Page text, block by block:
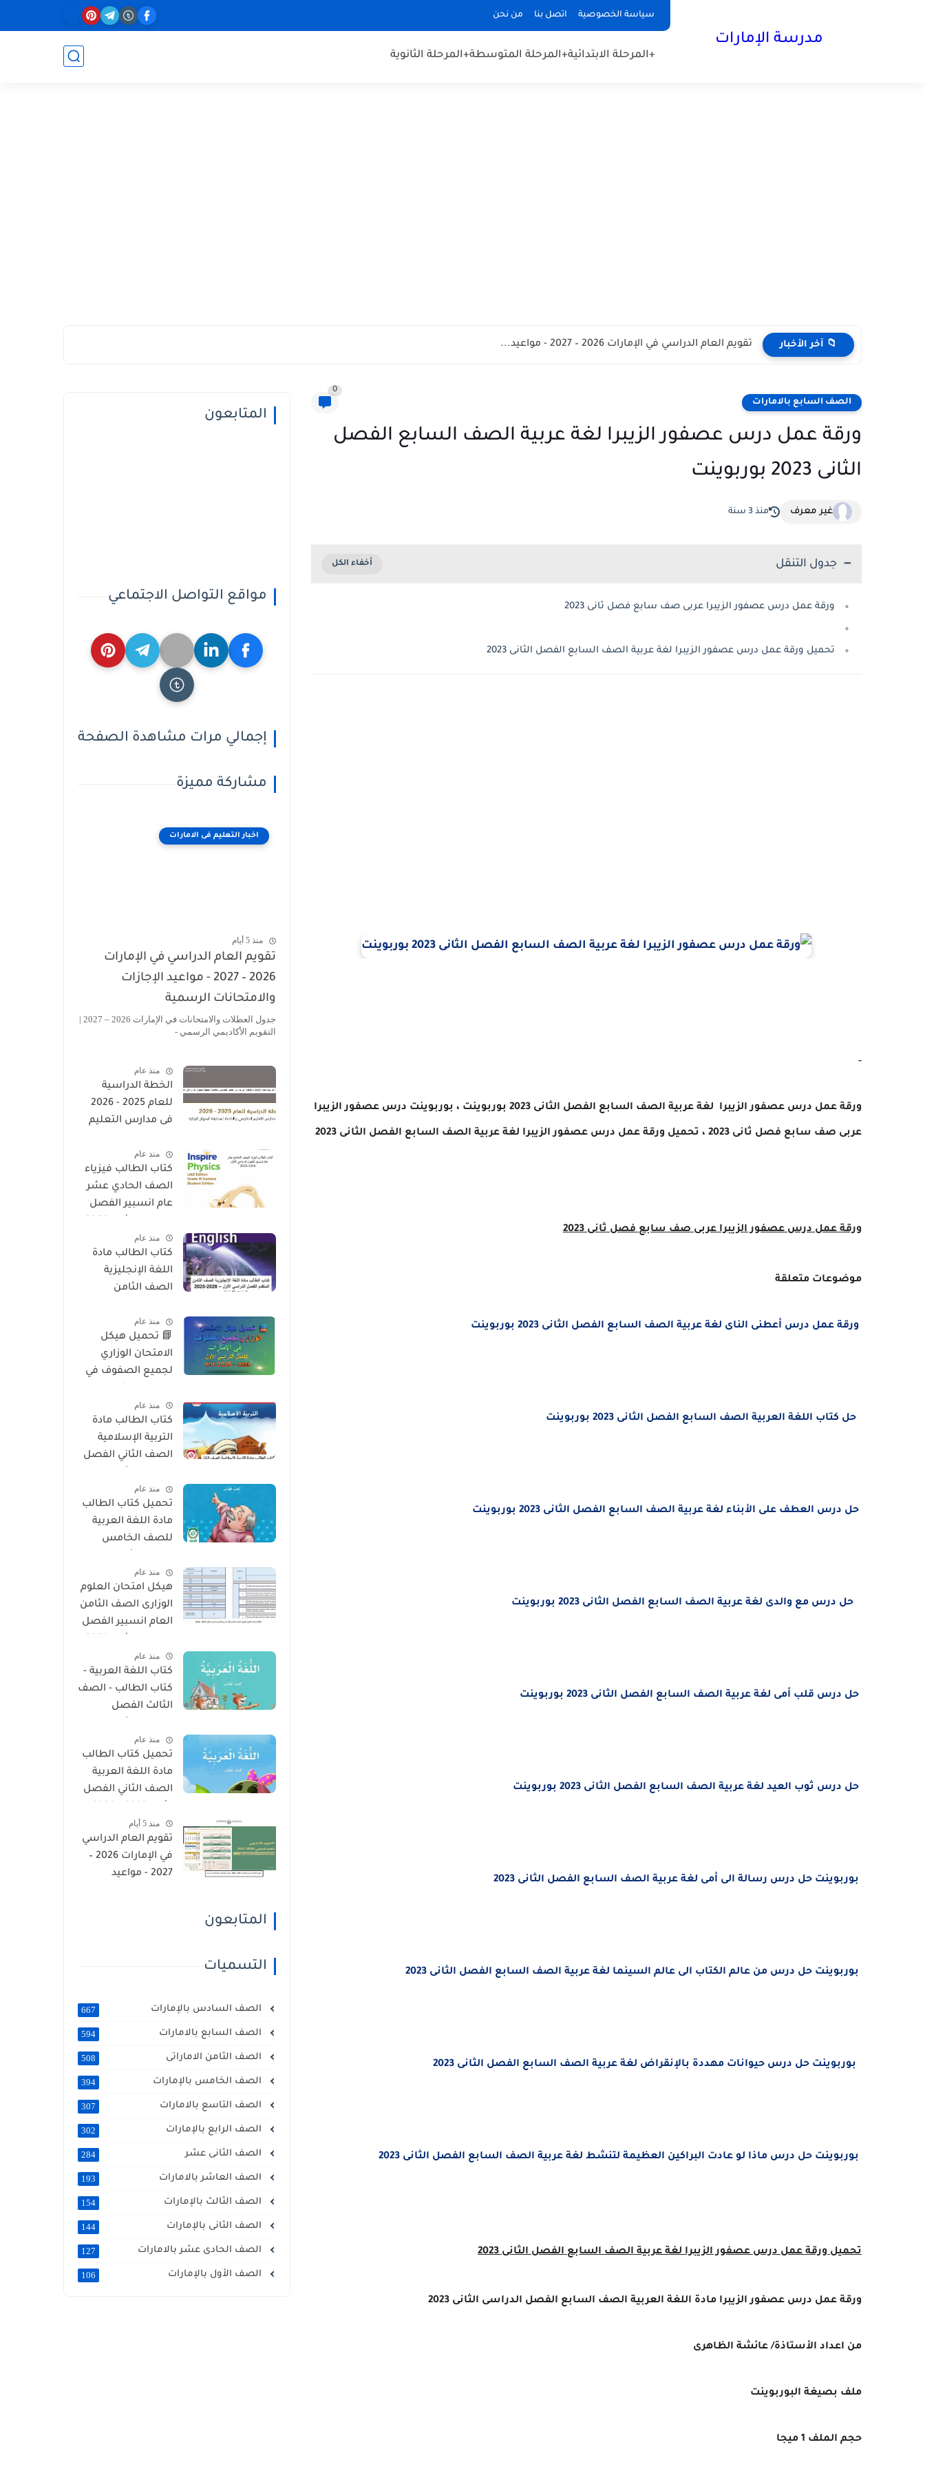
سياسة الخصوصية اتصل بنا من نحن
مدرسة الإمارات
+المرحلة الابتدائية+المرحلة المتوسطة+المرحلة الثانوية
📁 آخر الأخبار تقويم العام الدراسي في الإمارات 2026 – 2027 - مواعيد...
الصف السابع بالامارات
0
ورقة عمل درس عصفور الزيبرا لغة عربية الصف السابع الفصل
الثانى 2023 بوربوينت
غير معرف منذ 3 سنة
جدول التنقل
ورقة عمل درس عصفور الزيبرا عربى صف سابع فصل ثانى 2023
تحميل ورقة عمل درس عصفور الزيبرا لغة عربية الصف السابع الفصل الثانى 2023
-
ورقة عمل درس عصفور الزيبرا لغة عربية الصف السابع الفصل الثانى 2023 بوربوينت ، بوربوينت درس عصفور الزيبرا
عربى صف سابع فصل ثانى 2023 ، تحميل ورقة عمل درس عصفور الزيبرا لغة عربية الصف السابع الفصل الثانى 2023
ورقة عمل درسعصفور الزيبراعربىصف سابعفصل ثانى 2023
موضوعات متعلقة
ورقة عمل درس أعطنى الناى لغة عربية الصف السابع الفصل الثانى 2023 بوربوينت
حل كتاب اللغة العربية الصف السابع الفصل الثانى 2023 بوربوينت
حل درس العطف على الأبناء لغة عربية الصف السابع الفصل الثانى 2023 بوربوينت
حل درس مع والدى لغة عربية الصف السابع الفصل الثانى 2023 بوربوينت
حل درس قلب أمى لغة عربية الصف السابع الفصل الثانى 2023 بوربوينت
حل درس ثوب العيد لغة عربية الصف السابع الفصل الثانى 2023 بوربوينت
بوربوينت حل درس رسالة الى أمى لغة عربية الصف السابع الفصل الثانى 2023
بوربوينت حل درس من عالم الكتاب الى عالم السينما لغة عربية الصف السابع الفصل الثانى 2023
بوربوينت حل درس حيوانات مهددة بالإنقراض لغة عربية الصف السابع الفصل الثانى 2023
بوربوينت حل درس ماذا لو عادت البراكين العظيمة لتنشط لغة عربية الصف السابع الفصل الثانى 2023
تحميل ورقة عملدرسعصفور الزيبرالغة عربيةالصف السابع الفصل الثانى 2023
ورقة عمل درس عصفور الزيبرا مادة اللغة العربية الصف السابع الفصل الدراسى الثانى 2023
من اعداد الأستاذة/ عائشة الظاهرى
ملف بصيغة البوربوينت
حجم الملف 1 ميجا
المتابعون
مواقع التواصل الاجتماعي
إجمالي مرات مشاهدة الصفحة
مشاركة مميزة
اخبار التعليم فى الامارات
منذ 5 أيام
تقويم العام الدراسي في الإمارات
2026 – 2027 - مواعيد الإجازات
والامتحانات الرسمية
جدول العطلات والامتحانات في الإمارات 2026 – 2027 |
التقويم الأكاديمي الرسمي -
منذ عام
الخطة الدراسية
للعام 2025 - 2026
فى مدارس التعليم
المطبقة لمنهاج
الوزارة فى الامارات
منذ عام
كتاب الطالب فيزياء
الصف الحادي عشر
عام انسبير الفصل
2026منذ عام
كتاب الطالب مادة
اللغة الإنجليزية
الصف الثامن
2026 – المنهج
الإماراتي
منذ عام
📘 تحميل هيكل
الامتحان الوزاري
لجميع الصفوف في
2026 PDF
منذ عام
كتاب الطالب مادة
التربية الإسلامية
الصف الثاني الفصل
2026 منهج الاماراتمنذ عام
تحميل كتاب الطالب
مادة اللغة العربية
للصف الخامس
2026 منهج الإماراتمنذ عام
هيكل امتحان العلوم
الوزارى الصف الثامن
العام انسبير الفصل
2026منذ عام
كتاب اللغة العربية -
كتاب الطالب - الصف
الثالث الفصل
2026 منهج الإماراتمنذ عام
تحميل كتاب الطالب
مادة اللغة العربية
الصف الثاني الفصل
منهج الإمارات
منذ 5 أيام
تقويم العام الدراسي
في الإمارات 2026 –
2027 - مواعيد
المتابعون
التسميات
الصف السادس بالإمارات 667
الصف السابع بالامارات 594
الصف الثامن الاماراتى 508
الصف الخامس بالإمارات 394
الصف التاسع بالامارات 307
الصف الرابع بالإمارات 302
الصف الثانى عشر 284
الصف العاشر بالامارات 193
الصف الثالث بالإمارات 154
الصف الثانى بالإمارات 144
الصف الحادى عشر بالامارات 127
الصف الأول بالإمارات 106